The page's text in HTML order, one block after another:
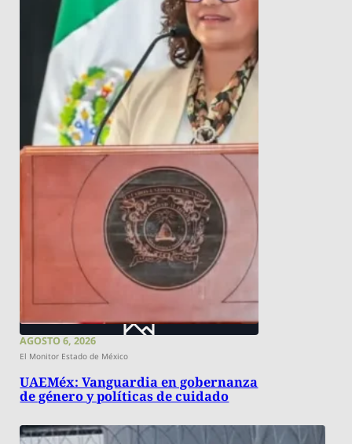
AGOSTO 6, 2026
El Monitor Estado de México
UAEMéx: Vanguardia en gobernanza
de género y políticas de cuidado